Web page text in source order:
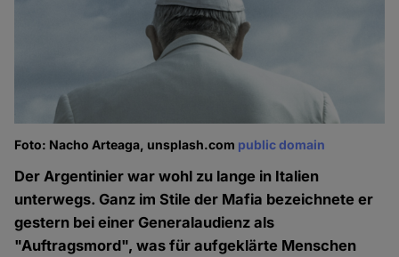
Foto: Nacho Arteaga, unsplash.com public domain
Der Argentinier war wohl zu lange in Italien
unterwegs. Ganz im Stile der Mafia bezeichnete er
gestern bei einer Generalaudienz als
"Auftragsmord", was für aufgeklärte Menschen